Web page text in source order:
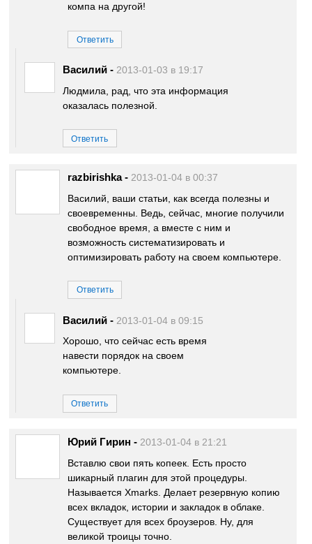
компа на другой!
Ответить
Василий - 2013-01-03 в 19:17
Людмила, рад, что эта информация
оказалась полезной.
Ответить
razbirishka - 2013-01-04 в 00:37
Василий, ваши статьи, как всегда полезны и
своевременны. Ведь, сейчас, многие получили
свободное время, а вместе с ним и
возможность систематизировать и
оптимизировать работу на своем компьютере.
Ответить
Василий - 2013-01-04 в 09:15
Хорошо, что сейчас есть время
навести порядок на своем
компьютере.
Ответить
Юрий Гирин - 2013-01-04 в 21:21
Вставлю свои пять копеек. Есть просто
шикарный плагин для этой процедуры.
Называется Xmarks. Делает резервную копию
всех вкладок, истории и закладок в облаке.
Существует для всех броузеров. Ну, для
великой троицы точно.